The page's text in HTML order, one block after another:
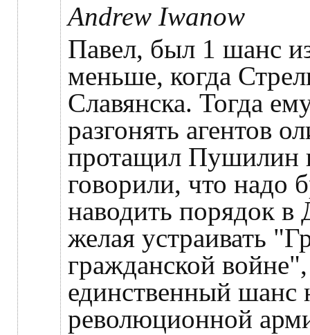
Andrew Iwanow
Павел, был 1 шанс
меньше, когда
Славянска. Тогда
разгонять агентов
протащил Пушилин
говорили, что надо
наводить порядок в
желая устраивать
гражданской
единственный шанс
революционной